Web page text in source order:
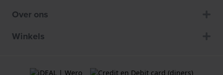
Over ons
Winkels